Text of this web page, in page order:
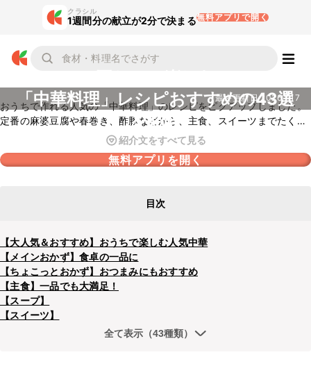
クラシル
1週間分の献立が2分で決まる無料アプリで開く
「中華料理」レシピおすすめの43選
を紹介
最終更新日2026.7.17
おうちで作れる人気の「中華料理」のレシピをピクアップしました。
定番の麻婆豆腐や春巻き、酢豚などから、主食、スイーツまでたくさ
んのレシピをご紹介しています。ぜひ献立作りにお役立てください
紹介文をすべて見る
無料アプリを開く
目次
【大人気＆おすすめ】おうちで楽しむ人気中華
【メインおかず】食卓の一品に
【ちょこっとおかず】おつまみにもおすすめ
【主食】一品でも大満足！
【スープ】
【スイーツ】
全て表示（43種類）